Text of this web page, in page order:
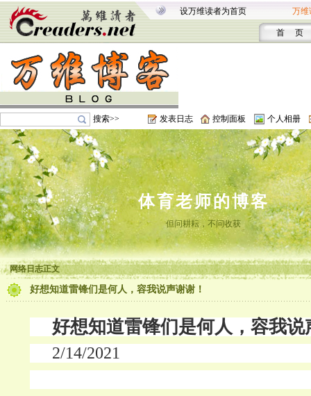
设万维读者为首页 万维
首 页
搜索>> 发表日志 控制面板 个人相册
体育老师的博客
但问耕耘，不问收获
网络日志正文
好想知道雷锋们是何人，容我说声谢谢！
好想知道雷锋们是何人，容我说
2/14/2021